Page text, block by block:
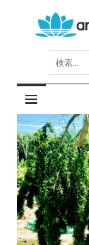
ッ
プ
Cannabinoid
索: